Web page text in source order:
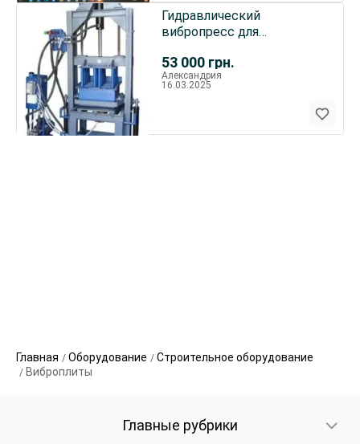
53 000 грн.
Гидравлический
вибропресс для
плитки
Александрия
16.03.2025
Главная Оборудование
Строительное оборудование
Виброплиты
Главные рубрики